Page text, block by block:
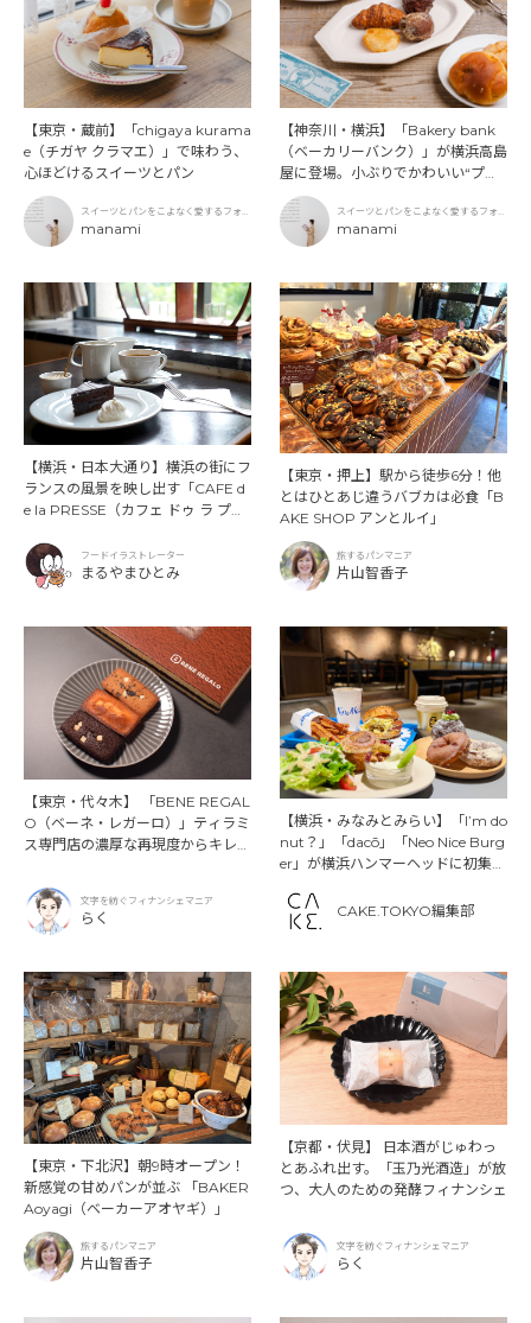
【東京・蔵前】「chigaya kurama
e（チガヤ クラマエ）」で味わう、
心ほどけるスイーツとパン
スイーツとパンをこよなく愛するフォト
グラファー
manami
【神奈川・横浜】「Bakery bank
（ベーカリーバンク）」が横浜高島
屋に登場。小ぶりでかわいい“プテ
ィ・コレクション”
スイーツとパンをこよなく愛するフォト
グラファー
manami
【横浜・日本大通り】横浜の街にフ
ランスの風景を映し出す「CAFE d
e la PRESSE（カフェ ドゥ ラ プレ
フードイラストレーター
まるやまひとみ
【東京・押上】駅から徒歩6分！他
とはひとあじ違うバブカは必食「B
AKE SHOP アンとルイ」
旅するパンマニア
片山智香子
【東京・代々木】 「BENE REGAL
O（ベーネ・レガーロ）」ティラミ
ス専門店の濃厚な再現度からキレの
フィナンシェ
文字を紡ぐフィナンシェマニア
らく
【横浜・みなみとみらい】「I’m do
nut？」「dacō」「Neo Nice Burg
er」が横浜ハンマーヘッドに初集
ット誕生！CAKE.TOKYO編集部
【東京・下北沢】朝9時オープン！
新感覚の甘めパンが並ぶ 「BAKER
Aoyagi（ベーカーアオヤギ）」
旅するパンマニア
片山智香子
【京都・伏見】 日本酒がじゅわっ
とあふれ出す。「玉乃光酒造」が放
つ、大人のための発酵フィナンシェ
文字を紡ぐフィナンシェマニア
らく